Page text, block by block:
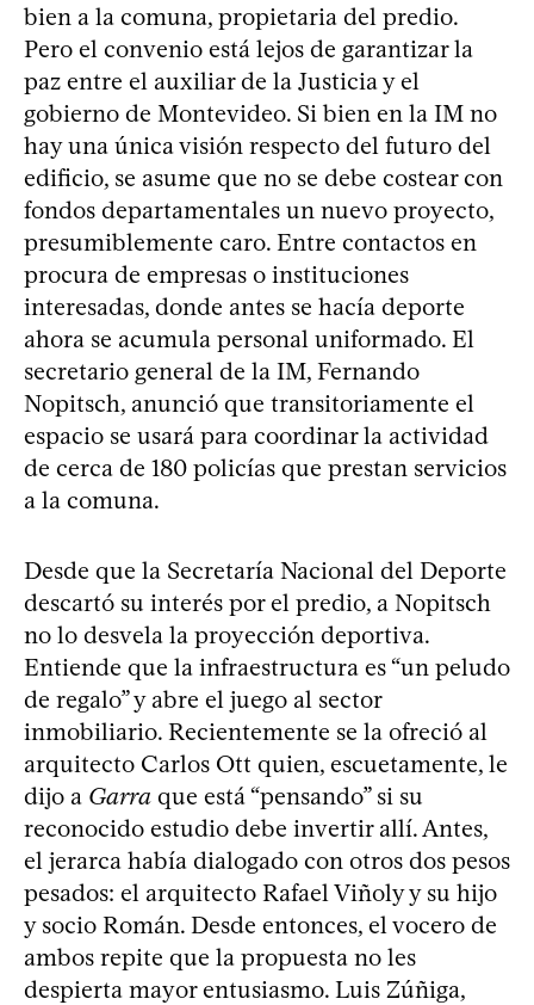
bien a la comuna, propietaria del predio.
Pero el convenio está lejos de garantizar la
paz entre el auxiliar de la Justicia y el
gobierno de Montevideo. Si bien en la IM no
hay una única visión respecto del futuro del
edificio, se asume que no se debe costear con
fondos departamentales un nuevo proyecto,
presumiblemente caro. Entre contactos en
procura de empresas o instituciones
interesadas, donde antes se hacía deporte
ahora se acumula personal uniformado. El
secretario general de la IM, Fernando
Nopitsch, anunció que transitoriamente el
espacio se usará para coordinar la actividad
de cerca de 180 policías que prestan servicios
a la comuna.
Desde que la Secretaría Nacional del Deporte
descartó su interés por el predio, a Nopitsch
no lo desvela la proyección deportiva.
Entiende que la infraestructura es “un peludo
de regalo” y abre el juego al sector
inmobiliario. Recientemente se la ofreció al
arquitecto Carlos Ott quien, escuetamente, le
dijo a Garra que está “pensando” si su
reconocido estudio debe invertir allí. Antes,
el jerarca había dialogado con otros dos pesos
pesados: el arquitecto Rafael Viñoly y su hijo
y socio Román. Desde entonces, el vocero de
ambos repite que la propuesta no les
despierta mayor entusiasmo. Luis Zúñiga,